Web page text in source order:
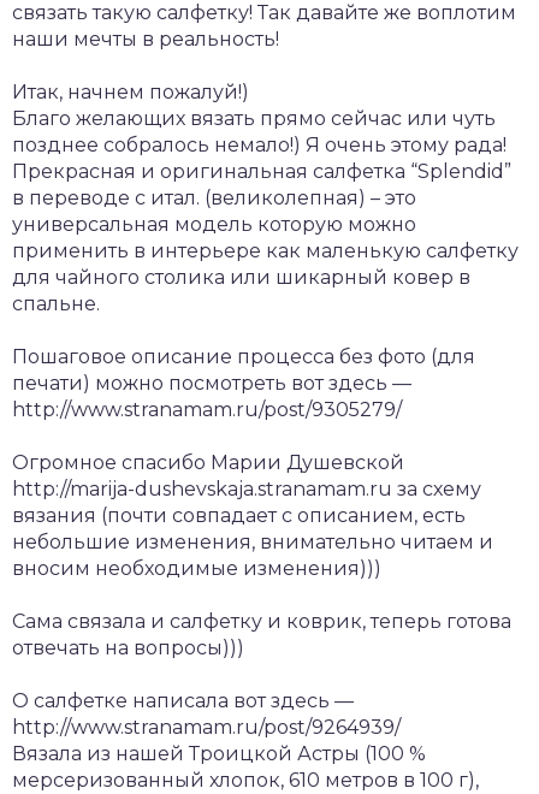
связать такую салфетку! Так давайте же воплотим
наши мечты в реальность!
Итак, начнем пожалуй!)
Благо желающих вязать прямо сейчас или чуть
позднее собралось немало!) Я очень этому рада!
Прекрасная и оригинальная салфетка “Splendid”
в переводе с итал. (великолепная) – это
универсальная модель которую можно
применить в интерьере как маленькую салфетку
для чайного столика или шикарный ковер в
спальне.
Пошаговое описание процесса без фото (для
печати) можно посмотреть вот здесь —
http://www.stranamam.ru/post/9305279/
Огромное спасибо Марии Душевской
http://marija-dushevskaja.stranamam.ru за схему
вязания (почти совпадает с описанием, есть
небольшие изменения, внимательно читаем и
вносим необходимые изменения)))
Сама связала и салфетку и коврик, теперь готова
отвечать на вопросы)))
О салфетке написала вот здесь —
http://www.stranamam.ru/post/9264939/
Вязала из нашей Троицкой Астры (100 %
мерсеризованный хлопок, 610 метров в 100 г),